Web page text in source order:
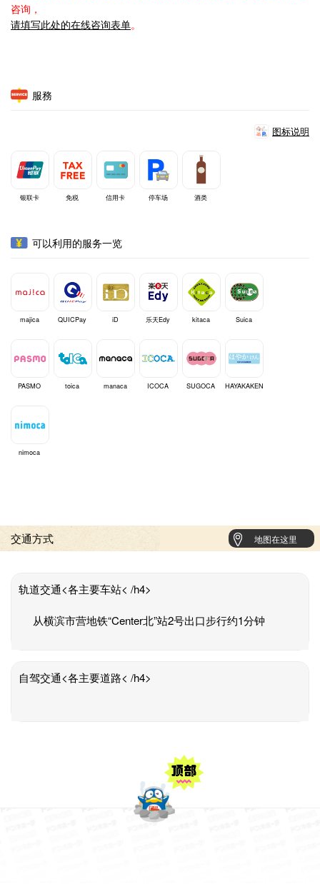
咨询，
请填写此处的在线咨询表单。
服務
图标说明
银联卡 免税 信用卡 停车场 酒类
可以利用的服务一览
majica QUICPay iD 乐天Edy kitaca Suica
PASMO toica manaca ICOCA SUGOCA HAYAKAKEN
nimoca
交通方式 地图在这里
轨道交通<各主要车站< /h4>
从横滨市营地铁“Center北”站2号出口步行约1分钟
自驾交通<各主要道路< /h4>